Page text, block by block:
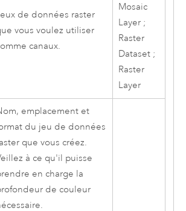
de données raster
vous voulez utiliser
canaux.
Mosaic
Layer ;
Raster
Dataset ;
Raster
Layer
emplacement et
du jeu de données
que vous créez.
à ce qu'il puisse
en charge la
de couleur